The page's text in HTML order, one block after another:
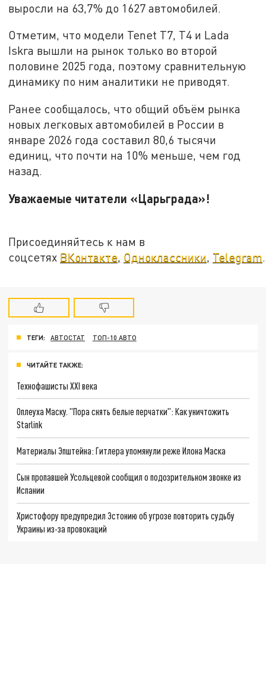
выросли на 63,7% до 1627 автомобилей.
Отметим, что модели Tenet T7, T4 и Lada
Iskra вышли на рынок только во второй
половине 2025 года, поэтому сравнительную
динамику по ним аналитики не приводят.
Ранее сообщалось, что общий объём рынка
новых легковых автомобилей в России в
январе 2026 года составил 80,6 тысячи
единиц, что почти на 10% меньше, чем год
назад.
Уважаемые читатели «Царьграда»!
Присоединяйтесь к нам в
соцсетях ВКонтакте, Одноклассники, Telegram.
ТЕГИ: АВТОСТАТ ТОП-10 АВТО
ЧИТАЙТЕ ТАКЖЕ:
Технофашисты XXI века
Оплеуха Маску. "Пора снять белые перчатки": Как уничтожить
Starlink
Материалы Эпштейна: Гитлера упомянули реже Илона Маска
Сын пропавшей Усольцевой сообщил о подозрительном звонке из
Испании
Христофору предупредил Эстонию об угрозе повторить судьбу
Украины из-за провокаций